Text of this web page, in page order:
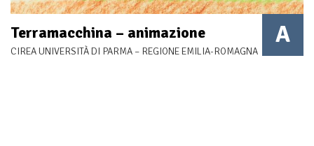
A
Terramacchina – animazione
CIREA UNIVERSITÀ DI PARMA – REGIONE EMILIA-ROMAGNA